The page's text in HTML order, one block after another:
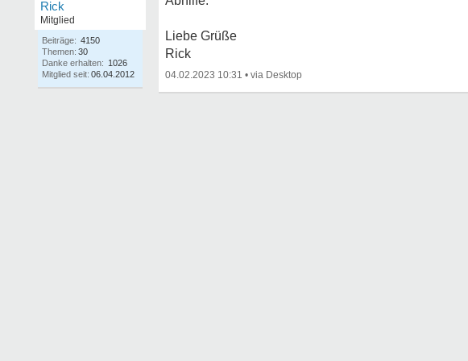
Rick
Mitglied
Beiträge: 4150
Themen: 30
Danke erhalten: 1026
Mitglied seit: 06.04.2012
Liebe Grüße
Rick
04.02.2023 10:31 •